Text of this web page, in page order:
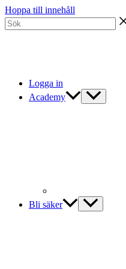
Hoppa till innehåll
Logga in
Academy
Bli säker